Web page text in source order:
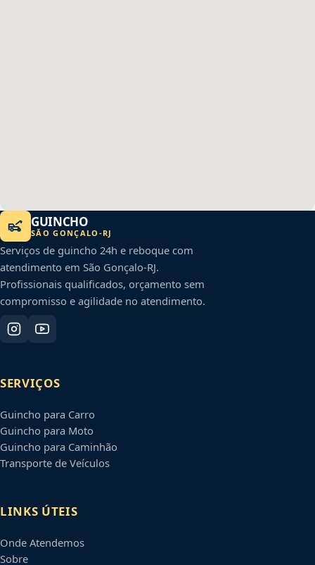
GUINCHO
SÃO GONÇALO -RJ
Serviços de guincho 24h e reboque com
atendimento em São Gonçalo-RJ.
Profissionais qualificados, orçamento sem
compromisso e agilidade no atendimento.
SERVIÇOS
Guincho para Carro
Guincho para Moto
Guincho para Caminhão
Transporte de Veículos
LINKS ÚTEIS
Onde Atendemos
Sobre